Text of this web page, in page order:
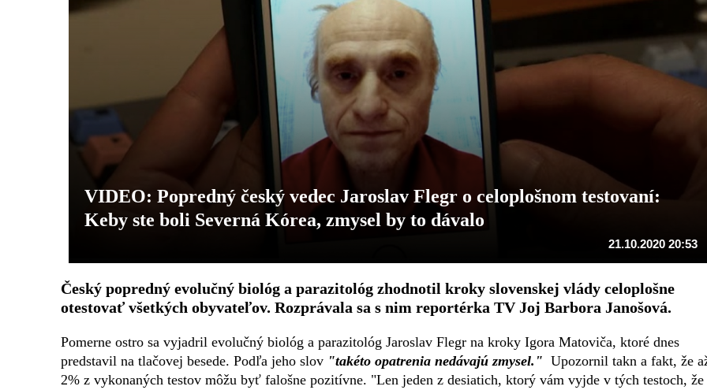
VIDEO: Popredný český vedec Jaroslav Flegr o celoplošnom testovaní:
Keby ste boli Severná Kórea, zmysel by to dávalo
21.10.2020 20:53
Český popredný evolučný biológ a parazitológ zhodnotil kroky slovenskej vlády celoplošne
otestovať všetkých obyvateľov. Rozprávala sa s nim reportérka TV Joj Barbora Janošová.
Pomerne ostro sa vyjadril evolučný biológ a parazitológ Jaroslav Flegr na kroky Igora Matoviča, ktoré dnes
predstavil na tlačovej besede. Podľa jeho slov "takéto opatrenia nedávajú zmysel." Upozornil takn a fakt, že
2% z vykonaných testov môžu byť falošne pozitívne. "Len jeden z desiatich, ktorý vám vyjde v tých testoch, že